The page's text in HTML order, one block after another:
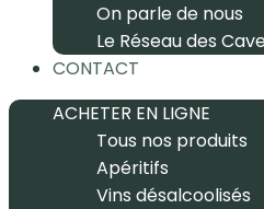
On parle de nous
Le Réseau des
CONTACT
ACHETER EN LIGNE
Tous nos produits
Apéritifs
Vins désalcoolisés